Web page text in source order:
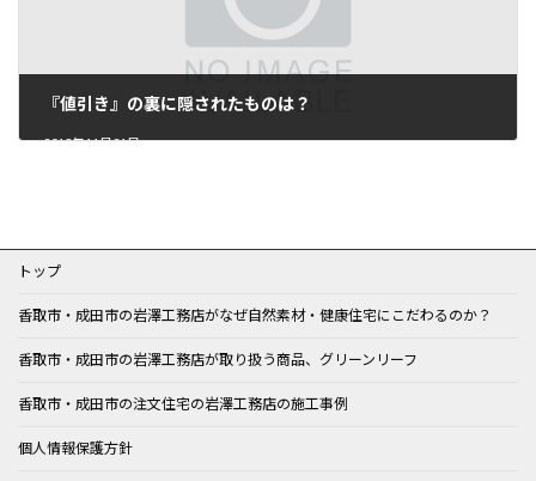
『値引き』の裏に隠されたものは？
2018年11月21日
トップ
香取市・成田市の岩澤工務店がなぜ自然素材・健康住宅にこだわるのか？
香取市・成田市の岩澤工務店が取り扱う商品、グリーンリーフ
香取市・成田市の注文住宅の岩澤工務店の施工事例
個人情報保護方針